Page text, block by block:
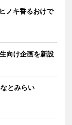
ノキ香るおけで
向け企画を新設
とみらい